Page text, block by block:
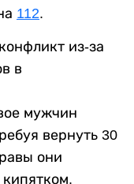
112.
из-за
в
мужчин
вернуть 30
они
кипятком.